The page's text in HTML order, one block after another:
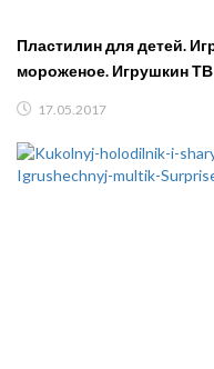
Пластилин для детей.
мороженое. Игрушкин ТВ
17.05.2017